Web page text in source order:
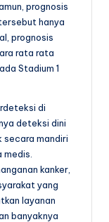
prognosis
hanya
prognosis
rata rata
Stadium 1
di
deteksi dini
secara mandiri
kanker,
yang
layanan
banyaknya